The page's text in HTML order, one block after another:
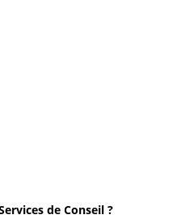
de Conseil ?